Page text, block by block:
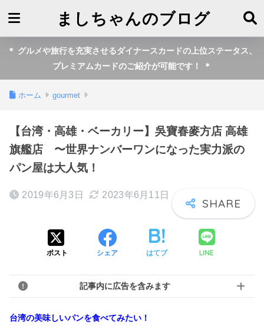
ましちゃんのブログ
＊ グルメや旅行を充実させるダイナースカードの上位ステータス、
プレミアムカードのご紹介が可能です！ ＊
ホーム gourmet
【台湾・高雄・ベーカリー】吳寶春麥方店 高雄
旗艦店 〜世界ナンバーワンになった実力派の
パン屋は大人気！
2019年6月3日 2023年6月11日
ポスト シェア はてブ LINE
記事内に広告を含みます
台湾の美味しいパンを食べてみたい！